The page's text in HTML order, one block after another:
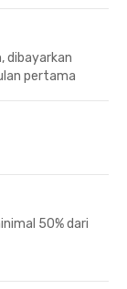
dibayarkan
pertama
50% dari